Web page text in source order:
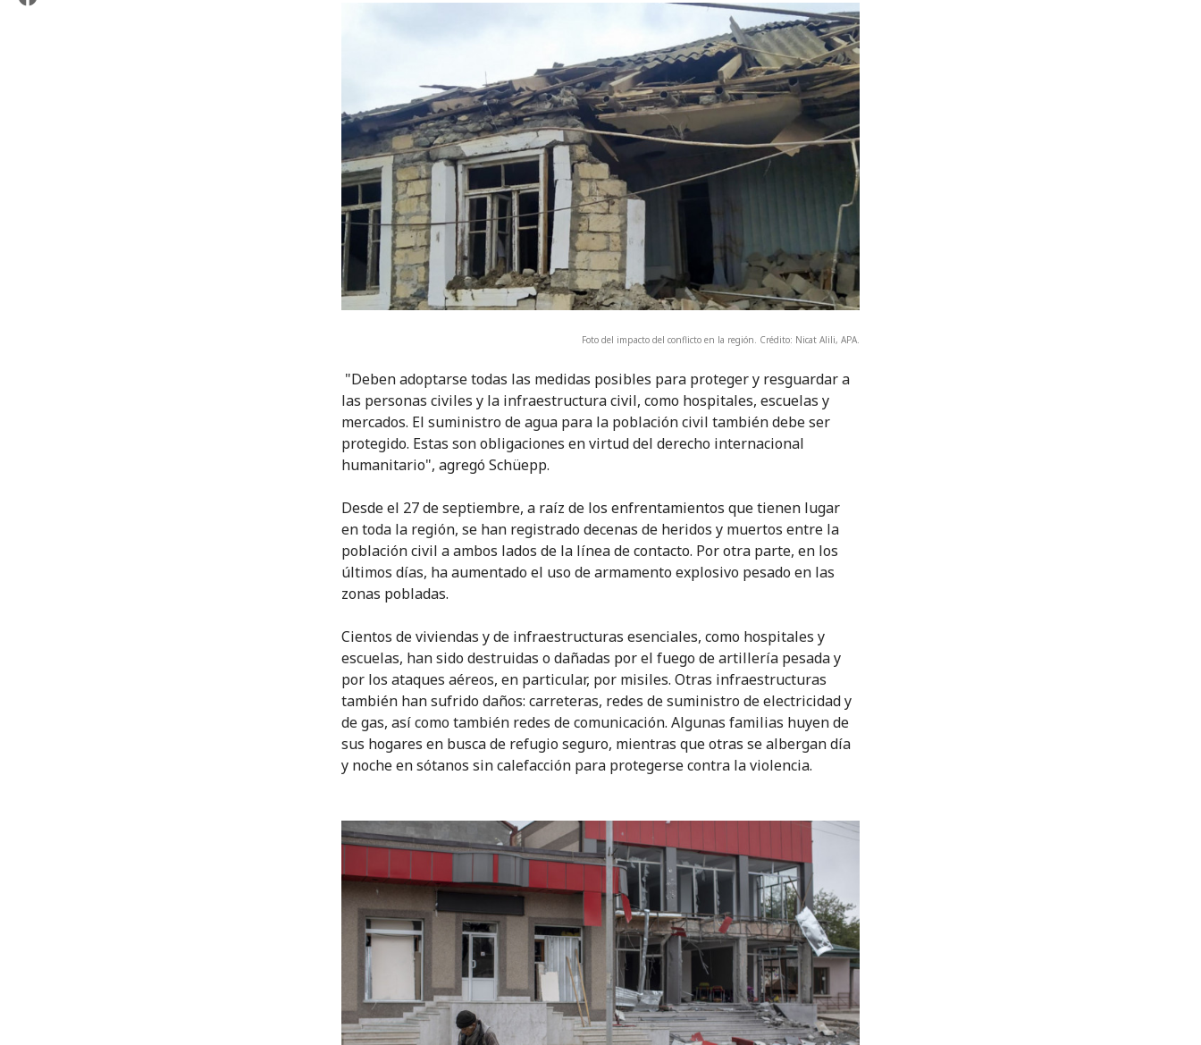
Foto del impacto del conflicto en la región. Crédito: Nicat Alili, APA.
"Deben adoptarse todas las medidas posibles para proteger y resguardar a
las personas civiles y la infraestructura civil, como hospitales, escuelas y
mercados. El suministro de agua para la población civil también debe ser
protegido. Estas son obligaciones en virtud del derecho internacional
humanitario", agregó Schüepp.
Desde el 27 de septiembre, a raíz de los enfrentamientos que tienen lugar
en toda la región, se han registrado decenas de heridos y muertos entre la
población civil a ambos lados de la línea de contacto. Por otra parte, en los
últimos días, ha aumentado el uso de armamento explosivo pesado en las
zonas pobladas.
Cientos de viviendas y de infraestructuras esenciales, como hospitales y
escuelas, han sido destruidas o dañadas por el fuego de artillería pesada y
por los ataques aéreos, en particular, por misiles. Otras infraestructuras
también han sufrido daños: carreteras, redes de suministro de electricidad y
de gas, así como también redes de comunicación. Algunas familias huyen de
sus hogares en busca de refugio seguro, mientras que otras se albergan día
y noche en sótanos sin calefacción para protegerse contra la violencia.